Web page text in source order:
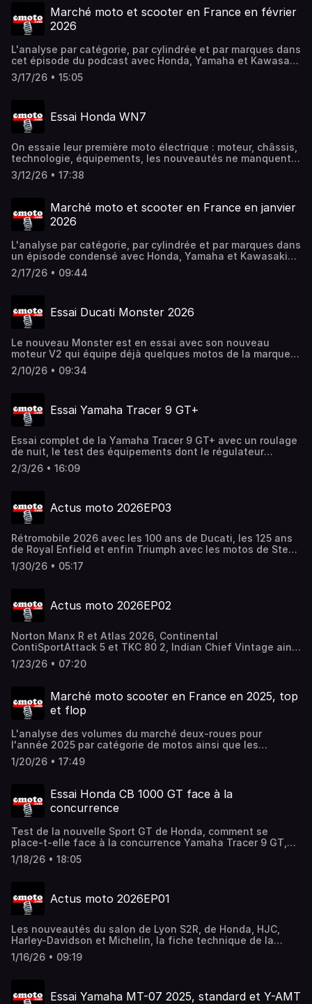
Marché moto et scooter en France en février
2026
L'analyse par catégorie, par cylindrée et par marques dans
cet épisode du podcast avec Honda, Yamaha et Kawasaki
de nouveau en tête pour le 2e mois de l'année
3/17/26 • 15:05
Essai Honda WN7
On essaie leur première moto électrique : moteur, châssis,
technologie, équipements, les nouveautés ne manquent
pas sur cette machine accessible aux permis A2 et B
étonnante à découvrir et à confronter aux concurrentes
3/12/26 • 17:38
Marché moto et scooter en France en janvier
2026
L'analyse par catégorie, par cylindrée et par marques dans
un épisode condensé avec Honda, Yamaha et Kawasaki
en tête
2/17/26 • 09:44
Essai Ducati Monster 2026
Le nouveau Monster est en essai avec son nouveau
moteur V2 qui équipe déjà quelques motos de la marque
italienne. Elle change aussi de design et d'équipements
cette année
2/10/26 • 09:34
Essai Yamaha Tracer 9 GT+
Essai complet de la Yamaha Tracer 9 GT+ avec un roulage
de nuit, le test des équipements dont le régulateur
adaptatif, les alertes d'angles morts, les valises sans clé,
etc. moteur CP3 et la boîte automatique YAMT
2/3/26 • 16:09
Actus moto 2026EP03
Rétromobile 2026 avec les 100 ans de Ducati, les 125 ans
de Royal Enfield et enfin Triumph avec les motos de Steve
McQueen
1/30/26 • 05:17
Actus moto 2026EP02
Norton Manx R et Atlas 2026, Continental
ContiSportAttack 5 et TKC 80 2, Indian Chief Vintage ainsi
que les nouvelles #Triumph #Trident660 et
#TigerSport660 au sommaire
1/23/26 • 07:20
Marché moto scooter en France en 2025, top
et flop
L'analyse des volumes du marché deux-roues pour
l'année 2025 par catégorie de motos ainsi que les
scooters, les 2RM électriques et les tops et les flops des
marques avec l'arrivée de la norme Euro
1/20/26 • 17:49
Essai Honda CB 1000 GT face à la
concurrence
Test de la nouvelle Sport GT de Honda, comment se
place-t-elle face à la concurrence Yamaha Tracer 9 GT,
Kawasaki Versys 1100 S, BMW S 1000 XR et Suzuki 1000 GX
1/18/26 • 18:05
Actus moto 2026EP01
Les nouveautés du salon de Lyon S2R, de Honda, HJC,
Harley-Davidson et Michelin, la fiche technique de la
MotoGP Aprilia RSGP26 dévoilée. Une semaine d'atus
moto
1/16/26 • 09:19
Essai Yamaha MT-07 2025, standard et Y-AMT